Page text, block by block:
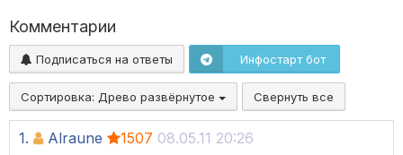
Комментарии
Подписаться на ответы Инфостарт бот
Сортировка: Древо развёрнутое Свернуть все
1. Alraune 1507 08.05.11 20:26